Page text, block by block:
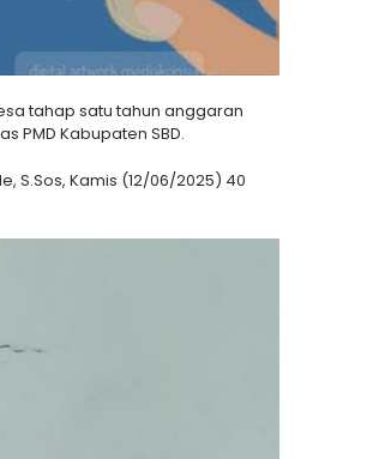
tahap satu tahun anggaran
PMD Kabupaten SBD.
S.Sos, Kamis (12/06/2025) 40